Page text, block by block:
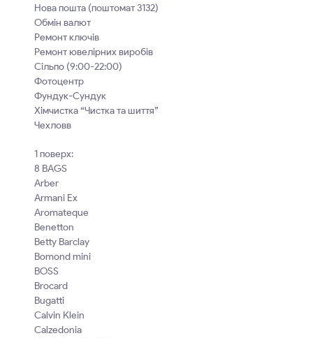
Нова пошта (поштомат 3132)
Обмін валют
Ремонт ключів
Ремонт ювелірних виробів
Сільпо (9:00-22:00)
Фотоцентр
Фундук-Сундук
Хімчистка “Чистка та шиття”
Чехловв
1 поверх:
8 BAGS
Arber
Armani Ex
Aromateque
Benetton
Betty Barclay
Bomond mini
BOSS
Brocard
Bugatti
Calvin Klein
Calzedonia